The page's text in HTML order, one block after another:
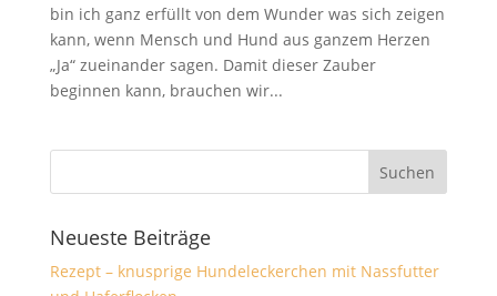
bin ich ganz erfüllt von dem Wunder was sich zeigen
kann, wenn Mensch und Hund aus ganzem Herzen
„Ja“ zueinander sagen. Damit dieser Zauber
beginnen kann, brauchen wir...
Neueste Beiträge
Rezept – knusprige Hundeleckerchen mit Nassfutter